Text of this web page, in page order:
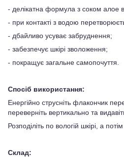
- делікатна формула з соком алое
- при контакті з водою
- дбайливо усуває забруднення;
- забезпечує шкірі зволоження;
- покращує загальне самопочуття.
Спосіб використання:
Енергійно струсніть флакончик
переверніть вертикально та
Розподіліть по вологій шкірі, а
Склад: